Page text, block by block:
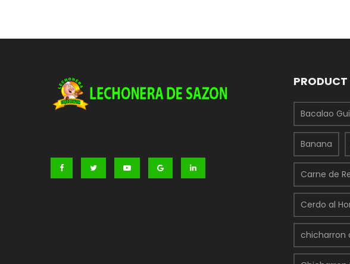
Bacalao
Banana
Carne de
Cerdo al
chicharron